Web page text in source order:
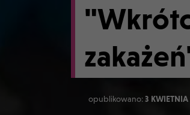
opublikowano:3